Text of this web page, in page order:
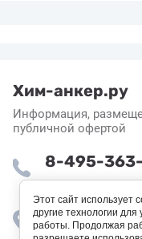
Хим-анкер.ру
Информация,
публичной офертой
8-495-
Пн-Пт: 8:30 - 16:55
Москва, поселок
Институтский
Этот сайт использует
другие технологии для
работы. Продолжая